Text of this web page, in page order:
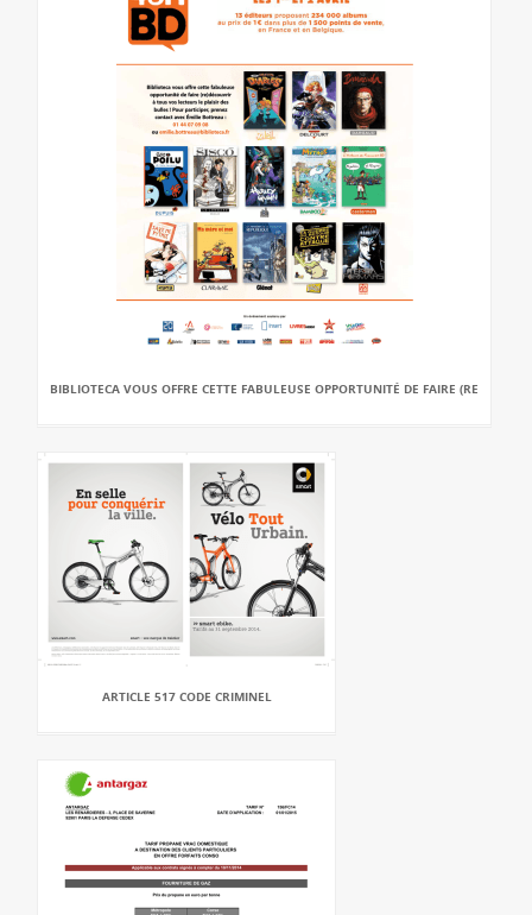
BIBLIOTECA VOUS OFFRE CETTE FABULEUSE OPPORTUNITÉ DE FAIRE (RE
ARTICLE 517 CODE CRIMINEL